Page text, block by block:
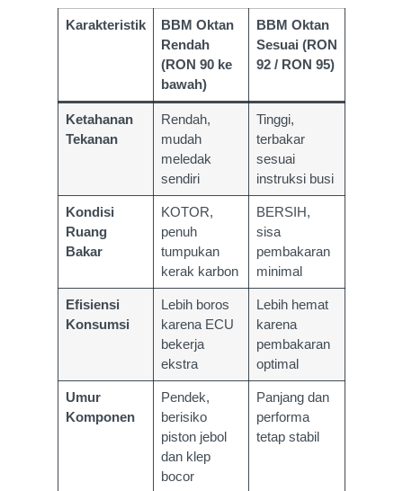
Karakteristik
BBM Oktan
Rendah
(RON 90 ke
bawah)
BBM Oktan
Sesuai (RON
92 / RON 95)
Ketahanan
Tekanan
Rendah,
mudah
meledak
sendiri
Tinggi,
terbakar
sesuai
instruksi busi
Kondisi
Ruang
Bakar
KOTOR,
penuh
tumpukan
kerak karbon
BERSIH,
sisa
pembakaran
minimal
Efisiensi
Konsumsi
Lebih boros
karena ECU
bekerja
ekstra
Lebih hemat
karena
pembakaran
optimal
Umur
Komponen
Pendek,
berisiko
piston jebol
dan klep
bocor
Panjang dan
performa
tetap stabil